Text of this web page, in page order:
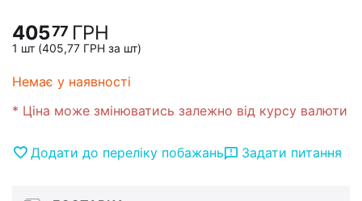
40577 ГРН
1 шт (405,77 ГРН за шт)
Немає у наявності
* Ціна може змінюватись залежно від курсу валюти
Додати до переліку побажань Задати питання